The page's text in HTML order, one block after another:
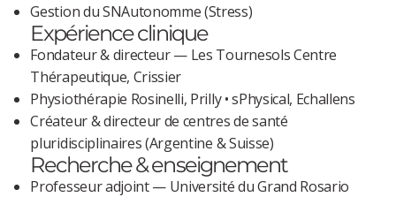
Gestion du SNAutonomme (Stress)
Expérience clinique
Fondateur & directeur — Les Tournesols Centre
Thérapeutique, Crissier
Physiothérapie Rosinelli, Prilly • sPhysical, Echallens
Créateur & directeur de centres de santé
pluridisciplinaires (Argentine & Suisse)
Recherche & enseignement
Professeur adjoint — Université du Grand Rosario